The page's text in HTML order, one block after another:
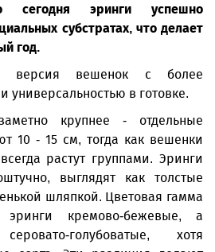
сегодня эринги успешно
субстратах, что делает
год.
версия вешенок с более
универсальностью в готовке.
крупнее - отдельные
10 - 15 см, тогда как вешенки
растут группами. Эринги
выглядят как толстые
шляпкой. Цветовая гамма
эринги кремово-бежевые, а
голубоватые, хотя